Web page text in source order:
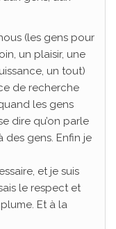
(les gens pour
un plaisir, une
un tout)
de recherche
les gens
dire qu’on parle
des gens. Enfin je
et je suis
le respect et
Et à la